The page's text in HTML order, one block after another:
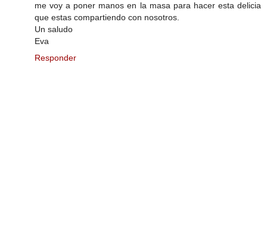
me voy a poner manos en la masa para hacer esta delicia
que estas compartiendo con nosotros.
Un saludo
Eva
Responder